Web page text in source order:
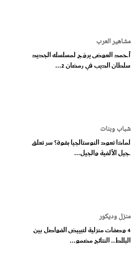
مشاهير العرب
أحمد العوضى يروّج لمسلسله الجديد
سلطان الديب في رمضان 2...
شباب وبنات
لماذا تعود النوستالجيا بقوة؟ سر تعلق
جيل الألفية والجيل...
منزل وديكور
4 وصفات منزلية لتبييض الفواصل بين
البلاط.. النتائج مضمو...